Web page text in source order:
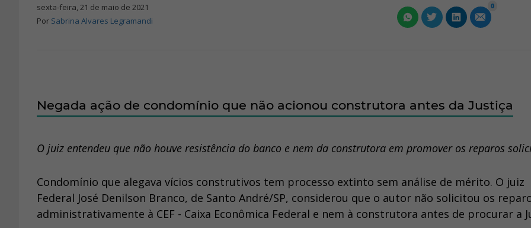
sexta-feira, 21 de maio de 2021
Por Sabrina Alvares Legramandi
0
Negada ação de condomínio que não acionou construtora antes da Justiça
O juiz entendeu que não houve resistência do banco e nem da construtora em promover os reparos
Condomínio que alegava vícios construtivos tem processo extinto sem análise de mérito. O juiz
Federal José Denilson Branco, de Santo André/SP, considerou que o autor não solicitou os
administrativamente à CEF - Caixa Econômica Federal e nem à construtora antes de procurar a